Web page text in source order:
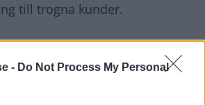
- Do Not Process My Personal
till trogna kunder.
parkerar i botten med sina
och Trafic har det franska
gjort en stor uppryckning.